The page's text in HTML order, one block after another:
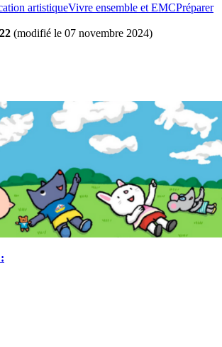
artistiqueVivre ensemble et EMCPréparer
(modifié le 07 novembre 2024)